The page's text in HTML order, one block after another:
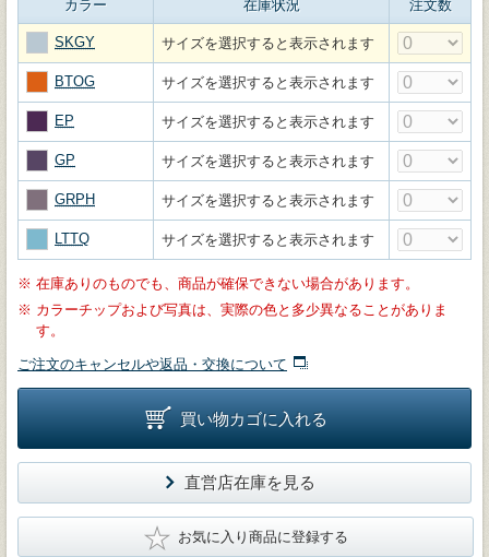
カラー 在庫状況 注文数
SKGY サイズを選択すると表示されます
BTOG サイズを選択すると表示されます
EP サイズを選択すると表示されます
GP サイズを選択すると表示されます
GRPH サイズを選択すると表示されます
LTTQ サイズを選択すると表示されます
※ 在庫ありのものでも、商品が確保できない場合があります。
※ カラーチップおよび写真は、実際の色と多少異なることがありま
す。
ご注文のキャンセルや返品・交換について
買い物カゴに入れる
直営店在庫を見る
★ お気に入り商品に登録する